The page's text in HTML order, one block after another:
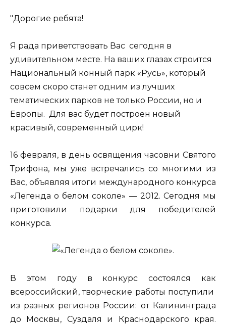
"Дорогие ребята!
Я рада приветствовать Вас сегодня в
удивительном месте. На ваших глазах строится
Национальный конный парк «Русь», который
совсем скоро станет одним из лучших
тематических парков не только России, но и
Европы. Для вас будет построен новый
красивый, современный цирк!
16 февраля, в день освящения часовни Святого
Трифона, мы уже встречались со многими из
Вас, объявляя итоги международного конкурса
«Легенда о белом соколе» — 2012. Сегодня мы
приготовили подарки для победителей
конкурса.
В этом году в конкурс состоялся как
всероссийский, творческие работы поступили
из разных регионов России: от Калининграда
до Москвы, Суздаля и Краснодарского края.